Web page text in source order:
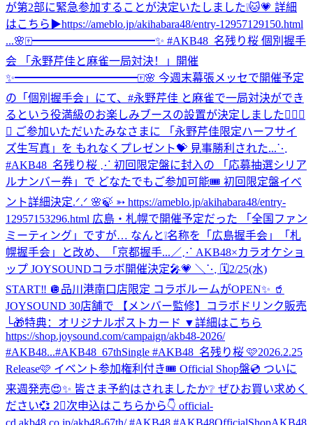
が第2部に緊急参加することが決定いたしました❕🐱💗 詳細
はこちら▶https://ameblo.jp/akihabara48/entry-12957129150.html
...🌸🀄️━━━━━━━━━━━✨ #AKB48_名残り桜 個別握手
会 「永野芹佳と麻雀一局対決！」開催
✨━━━━━━━━━━━🀄️🌸 今週末幕張メッセで開催予定
の「個別握手会」にて、#永野芹佳 と麻雀で一局対決ができ
るという役満級のお楽しみブースの設置が決定しました✊🏻🎯
💖 ご参加いただいたみなさまに 「永野芹佳限定ハーフサイ
ズ生写真」を もれなくプレゼント💝 見事勝利された...⋱
#AKB48_名残り桜 ⋰ 初回限定盤に封入の 「応募抽選シリア
ルナンバー券」で どなたでもご参加可能🎟️ 初回限定盤イベ
ント詳細決定.ᐟ.ᐟ 🌸🍃 ➳ https://ameblo.jp/akihabara48/entry-
12957153296.html 広島・札幌で開催予定だった 「全国ファン
ミーティング」ですが… なんと❕名称を「広島握手会」「札
幌握手会」と改め、「京都握手... ／⋰ AKB48×カラオケショ
ップ JOYSOUNDコラボ開催決定🎤💗 ＼⋱ 🗓️2/25(水)
START‼️ 🪩品川港南口店限定 コラボルームがOPEN✨ 🥤
JOYSOUND 30店舗で 【メンバー監修】コラボドリンク販売
└🎁特典：オリジナルポストカード ▼詳細はこちら
https://shop.joysound.com/campaign/akb48-2026/
#AKB48...#AKB48_67thSingle #AKB48_名残り桜 🩷2026.2.25
Release🩷 イベント参加権利付き🎟️ Official Shop盤💿 ついに
来週発売😍✨ 皆さま予約はされましたか❔ ぜひお買い求めく
ださい💞 2⃣次申込はこちらから👇 official-
cd.akb48.co.jp/akb48-67th/ #AKB48 #AKB48OfficialShopAKB48